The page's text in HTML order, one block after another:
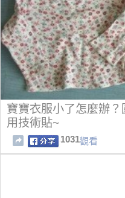
寶寶衣服小了怎麼辦
用技術貼~
1031觀看